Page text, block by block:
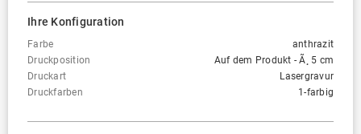
Ihre Konfiguration
Farbe
anthrazit
Druckposition
Auf dem Produkt - Ã¸ 5 cm
Druckart
Lasergravur
Druckfarben
1-farbig